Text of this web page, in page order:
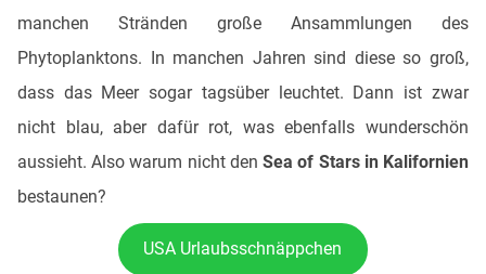
manchen Stränden große Ansammlungen des
Phytoplanktons. In manchen Jahren sind diese so groß,
dass das Meer sogar tagsüber leuchtet. Dann ist zwar
nicht blau, aber dafür rot, was ebenfalls wunderschön
aussieht. Also warum nicht denSea of Stars in Kalifornien
bestaunen?
USA Urlaubsschnäppchen